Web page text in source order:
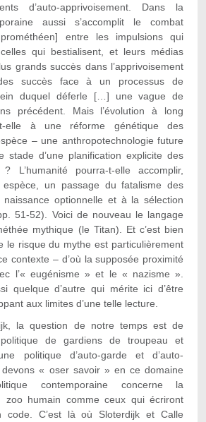
d’auto-apprivoisement. Dans la
aussi s’accomplit le combat
entre les impulsions qui
qui bestialisent, et leurs médias
grands succès dans l’apprivoisement
succès face à un processus de
duquel déferle […] une vague de
précédent. Mais l’évolution à long
t-elle à une réforme génétique des
– une anthropotechnologie future
stade d’une planification explicite des
? L’humanité pourra-t-elle accomplir,
un passage du fatalisme des
naissance optionnelle et à la sélection
51-52). Voici de nouveau le langage
mythique (le Titan). Et c’est bien
le risque du mythe est particulièrement
contexte – d’où la supposée proximité
l’« eugénisme » et le « nazisme ».
quelque d’autre qui mérite ici d’être
aux limites d’une telle lecture.
la question de notre temps est de
de gardiens de troupeau et
politique d’auto-garde et d’auto-
« oser savoir » en ce domaine
contemporaine concerne la
zoo humain comme ceux qui écriront
code. C’est là où Sloterdijk et Calle